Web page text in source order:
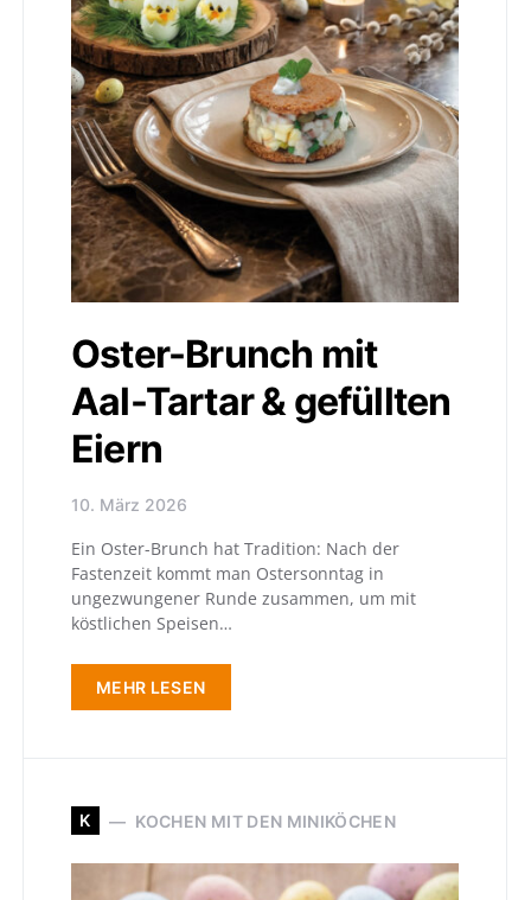
Oster-Brunch mit
Aal-Tartar & gefüllten
Eiern
10. März 2026
Ein Oster-Brunch hat Tradition: Nach der
Fastenzeit kommt man Ostersonntag in
ungezwungener Runde zusammen, um mit
köstlichen Speisen…
MEHR LESEN
K KOCHEN MIT DEN MINIKÖCHEN